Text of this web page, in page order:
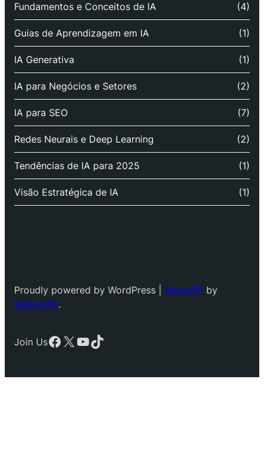
Fundamentos e Conceitos de IA (4)
Guias de Aprendizagem em IA (1)
IA Generativa (1)
IA para Negócios e Setores (2)
IA para SEO (7)
Redes Neurais e Deep Learning (2)
Tendências de IA para 2025 (1)
Visão Estratégica de IA (1)
Proudly powered by WordPress | NewsWP by
WalkerWP.
Join UsFacebook
X YouTube
TikTok